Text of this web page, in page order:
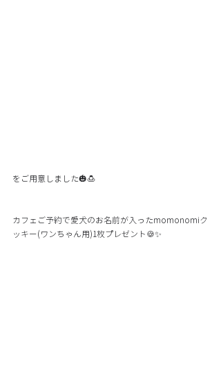
をご用意しました🎃🍮
カフェご予約で愛犬のお名前が入ったmomonomiク
ッキー(ワンちゃん用)1枚プレゼント🍪✨